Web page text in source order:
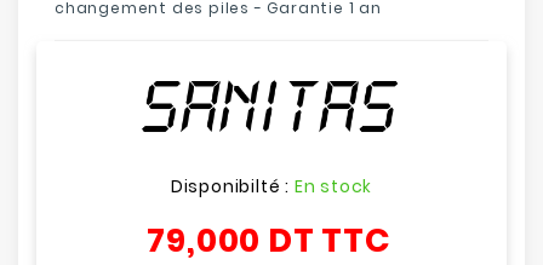
changement des piles - Garantie 1 an
Disponibilté : En stock
79,000 DT TTC